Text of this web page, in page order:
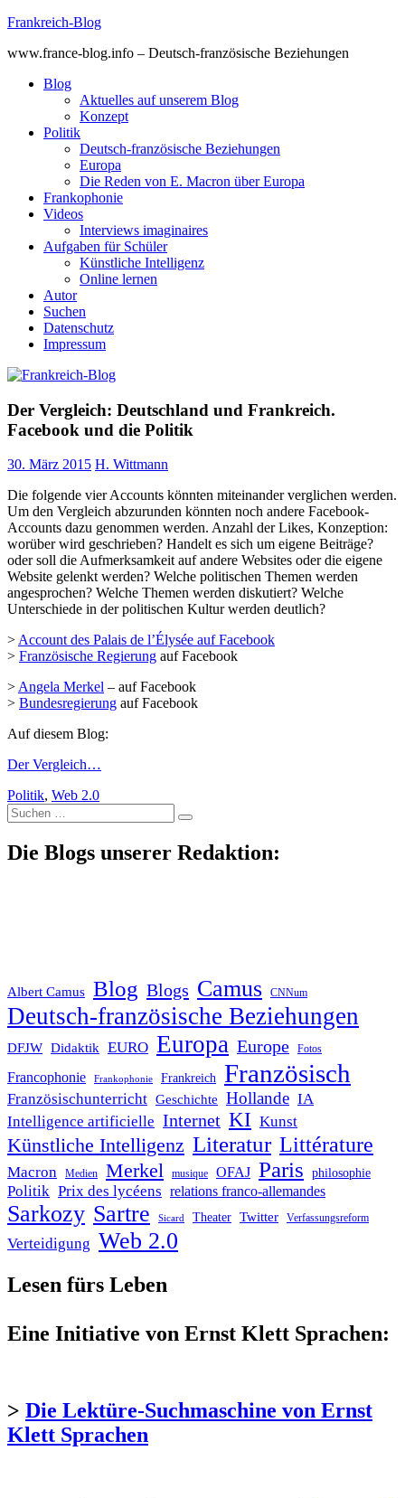
Skip
content
Frankreich-Blog
www.france-blog.info – Deutsch-französische Beziehungen
Blog
Aktuelles auf unserem Blog
Konzept
Politik
Deutsch-französische Beziehungen
Europa
Die Reden von E. Macron über Europa
Frankophonie
Videos
Interviews imaginaires
Aufgaben für Schüler
Künstliche Intelligenz
Online lernen
Autor
Suchen
Datenschutz
Impressum
Der Vergleich: Deutschland und Frankreich.
Facebook und die Politik
30. März 2015 H. Wittmann
Die folgende vier Accounts könnten miteinander verglichen werden.
Um den Vergleich abzurunden könnten noch andere Facebook-
Accounts dazu genommen werden. Anzahl der Likes, Konzeption:
worüber wird geschrieben? Handelt es sich um eigene Beiträge?
oder soll die Aufmerksamkeit auf andere Websites oder die eigene
Website gelenkt werden? Welche politischen Themen werden
angesprochen? Welche Themen werden diskutiert? Welche
Unterschiede in der politischen Kultur werden deutlich?
>Account des Palais de l’Élysée auf Facebook
> Französische Regierung auf Facebook
>Angela Merkel – auf Facebook
> Bundesregierung auf Facebook
Auf diesem Blog:
Der Vergleich…
Politik, Web 2.0
Suche
nach:
Die Blogs unserer Redaktion:
Albert Camus Blog Blogs Camus CNNum
Deutsch-französische Beziehungen
DFJW Didaktik EURO Europa Europe Fotos
Francophonie Frankophonie Frankreich Französisch
Französischunterricht Geschichte Hollande IA
Intelligence artificielle Internet KI Kunst
Künstliche Intelligenz Literatur Littérature
Macron Medien Merkel musique OFAJ Paris philosophie
Politik Prix des lycéens relations franco-allemandes
Sarkozy Sartre Sicard Theater Twitter Verfassungsreform
Verteidigung Web 2.0
Lesen fürs Leben
Eine Initiative von Ernst Klett Sprachen:
> Die Lektüre-Suchmaschine von Ernst
Klett Sprachen